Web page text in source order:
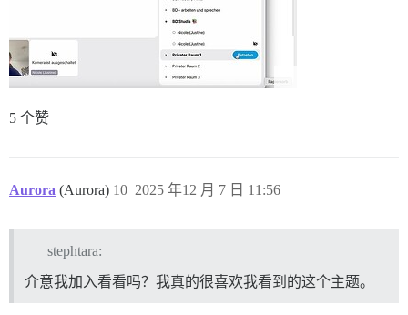
5 个赞
Aurora (Aurora) 2025 年12 月 7 日 11:56
10
stephtara:
介意我加入看看吗？我真的很喜欢我看到的这个主题。